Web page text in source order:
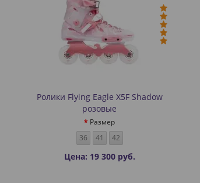
Ролики Flying Eagle X5F Shadow
розовые
Размер
36
41 42
Цена: 19 300 руб.